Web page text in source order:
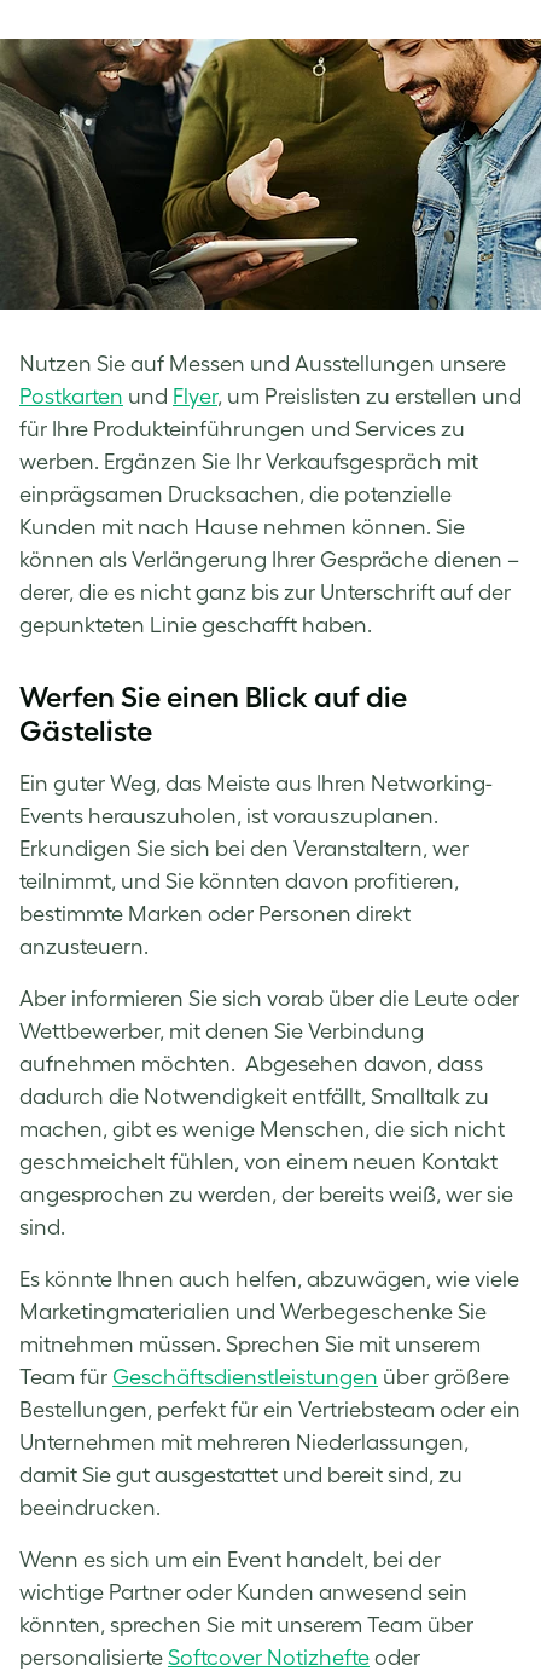
Nutzen Sie auf Messen und Ausstellungen unsere
Postkarten und Flyer, um Preislisten zu erstellen und
für Ihre Produkteinführungen und Services zu
werben. Ergänzen Sie Ihr Verkaufsgespräch mit
einprägsamen Drucksachen, die potenzielle
Kunden mit nach Hause nehmen können. Sie
können als Verlängerung Ihrer Gespräche dienen –
derer, die es nicht ganz bis zur Unterschrift auf der
gepunkteten Linie geschafft haben.
Werfen Sie einen Blick auf die
Gästeliste
Ein guter Weg, das Meiste aus Ihren Networking-
Events herauszuholen, ist vorauszuplanen.
Erkundigen Sie sich bei den Veranstaltern, wer
teilnimmt, und Sie könnten davon profitieren,
bestimmte Marken oder Personen direkt
anzusteuern.
Aber informieren Sie sich vorab über die Leute oder
Wettbewerber, mit denen Sie Verbindung
aufnehmen möchten. Abgesehen davon, dass
dadurch die Notwendigkeit entfällt, Smalltalk zu
machen, gibt es wenige Menschen, die sich nicht
geschmeichelt fühlen, von einem neuen Kontakt
angesprochen zu werden, der bereits weiß, wer sie
sind.
Es könnte Ihnen auch helfen, abzuwägen, wie viele
Marketingmaterialien und Werbegeschenke Sie
mitnehmen müssen. Sprechen Sie mit unserem
Team für Geschäftsdienstleistungen über größere
Bestellungen, perfekt für ein Vertriebsteam oder ein
Unternehmen mit mehreren Niederlassungen,
damit Sie gut ausgestattet und bereit sind, zu
beeindrucken.
Wenn es sich um ein Event handelt, bei der
wichtige Partner oder Kunden anwesend sein
könnten, sprechen Sie mit unserem Team über
personalisierte Softcover Notizhefte oder